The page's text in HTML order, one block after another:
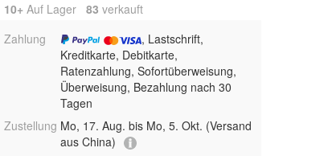
10+ Auf Lager 83 verkauft
Zahlung
, Lastschrift,
Kreditkarte, Debitkarte,
Ratenzahlung, Sofortüberweisung,
Überweisung, Bezahlung nach 30
Tagen
Zustellung Mo, 17. Aug. bis Mo, 5. Okt. (Versand
aus China)